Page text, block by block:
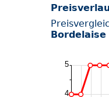
Bordelaise